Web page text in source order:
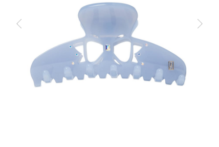
トピックス
ヘアアレンジ動画
ヒストリー